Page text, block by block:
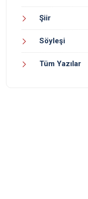
Şiir
Söyleşi
Tüm Yazılar